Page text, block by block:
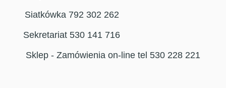
Siatkówka 792 302 262
Sekretariat 530 141 716
Sklep - Zamówienia on-line tel 530 228 221